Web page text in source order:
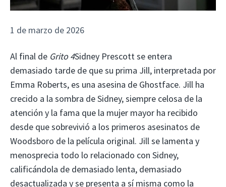
1 de marzo de 2026
Al final de Grito 4Sidney Prescott se entera
demasiado tarde de que su prima Jill, interpretada por
Emma Roberts, es una asesina de Ghostface. Jill ha
crecido a la sombra de Sidney, siempre celosa de la
atención y la fama que la mujer mayor ha recibido
desde que sobrevivió a los primeros asesinatos de
Woodsboro de la película original. Jill se lamenta y
menosprecia todo lo relacionado con Sidney,
calificándola de demasiado lenta, demasiado
desactualizada y se presenta a sí misma como la